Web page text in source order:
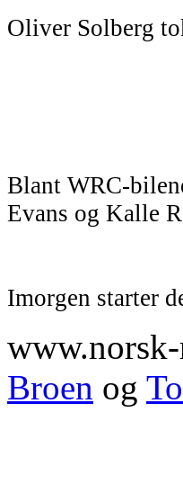
Oliver Solberg
Blant WRC-
Evans og Kalle
Imorgen starter
Broen og